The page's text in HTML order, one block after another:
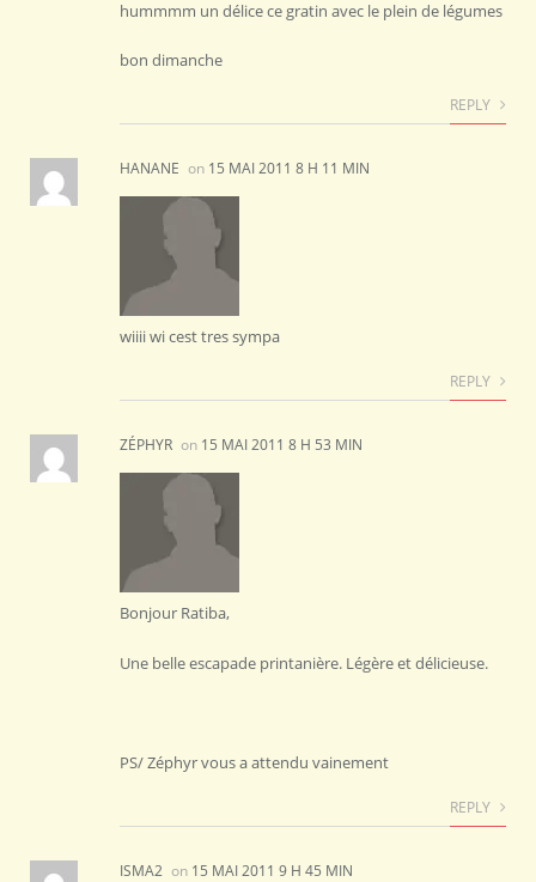
hummmm un délice ce gratin avec le plein de légumes
bon dimanche
REPLY
HANANE on 15 MAI 2011 8 H 11 MIN
wiiii wi cest tres sympa
REPLY
ZÉPHYR on 15 MAI 2011 8 H 53 MIN
Bonjour Ratiba,
Une belle escapade printanière. Légère et délicieuse.
PS/ Zéphyr vous a attendu vainement
REPLY
ISMA2 on 15 MAI 2011 9 H 45 MIN